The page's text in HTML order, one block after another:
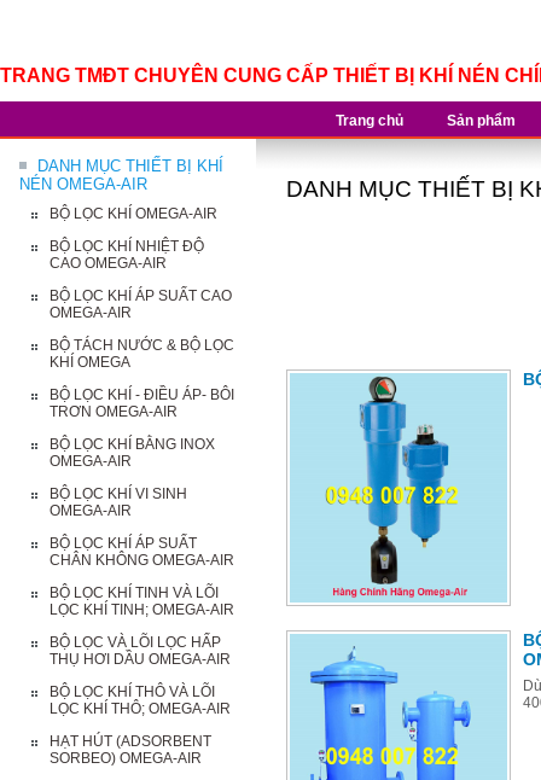
TRANG TMĐT CHUYÊN CUNG CẤP THIẾT BỊ KHÍ NÉN
Trang chủ Sản phẩm
DANH MỤC THIẾT BỊ KHÍ
NÉN OMEGA-AIR
BỘ LỌC KHÍ OMEGA-AIR
BỘ LỌC KHÍ NHIỆT ĐỘ
CAO OMEGA-AIR
BỘ LỌC KHÍ ÁP SUẤT CAO
OMEGA-AIR
BỘ TÁCH NƯỚC & BỘ LỌC
KHÍ OMEGA
BỘ LỌC KHÍ - ĐIỀU ÁP- BÔI
TRƠN OMEGA-AIR
BỘ LỌC KHÍ BẰNG INOX
OMEGA-AIR
BỘ LỌC KHÍ VI SINH
OMEGA-AIR
BỘ LỌC KHÍ ÁP SUẤT
CHÂN KHÔNG OMEGA-AIR
BỘ LỌC KHÍ TINH VÀ LÕI
LỌC KHÍ TINH; OMEGA-AIR
BỘ LỌC VÀ LÕI LỌC HẤP
THỤ HƠI DẦU OMEGA-AIR
BỘ LỌC KHÍ THÔ VÀ LÕI
LỌC KHÍ THÔ; OMEGA-AIR
HẠT HÚT (ADSORBENT
SORBEO) OMEGA-AIR
DANH MỤC THIẾT BỊ